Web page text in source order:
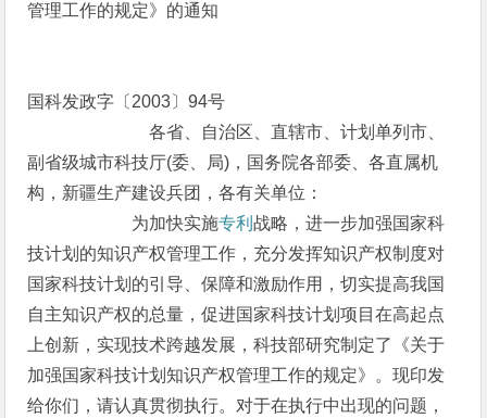
管理工作的规定》的通知
国科发政字〔2003〕94号
各省、自治区、直辖市、计划单列市、
副省级城市科技厅(委、局)，国务院各部委、各直属机
构，新疆生产建设兵团，各有关单位：
为加快实施专利战略，进一步加强国家科
技计划的知识产权管理工作，充分发挥知识产权制度对
国家科技计划的引导、保障和激励作用，切实提高我国
自主知识产权的总量，促进国家科技计划项目在高起点
上创新，实现技术跨越发展，科技部研究制定了《关于
加强国家科技计划知识产权管理工作的规定》。现印发
给你们，请认真贯彻执行。对于在执行中出现的问题，